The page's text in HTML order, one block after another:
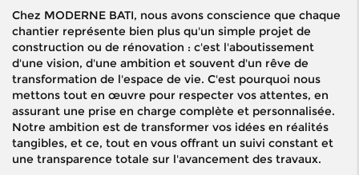
Chez MODERNE BATI, nous avons conscience que chaque
chantier représente bien plus qu'un simple projet de
construction ou de rénovation : c'est l'aboutissement
d'une vision, d'une ambition et souvent d'un rêve de
transformation de l'espace de vie. C'est pourquoi nous
mettons tout en œuvre pour respecter vos attentes, en
assurant une prise en charge complète et personnalisée.
Notre ambition est de transformer vos idées en réalités
tangibles, et ce, tout en vous offrant un suivi constant et
une transparence totale sur l'avancement des travaux.